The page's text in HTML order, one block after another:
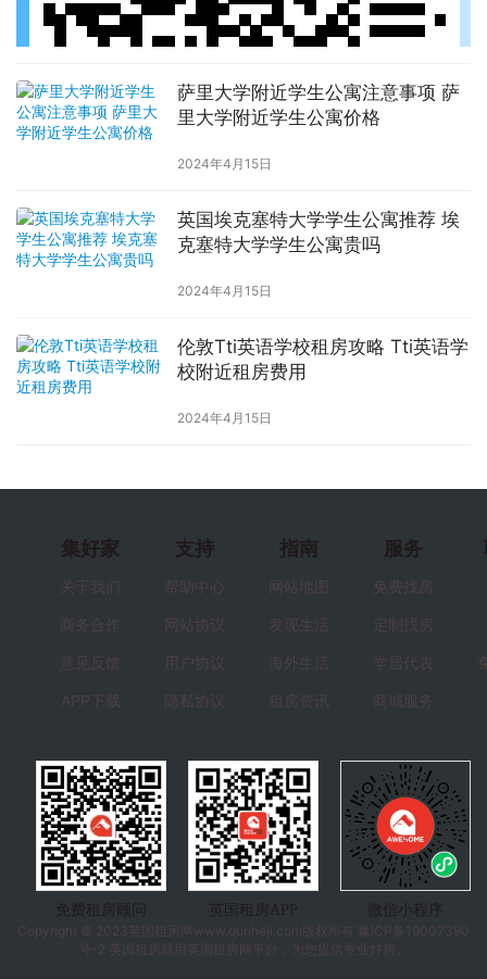
萨里大学附近学生公寓注意事项 萨
里大学附近学生公寓价格
2024年4月15日
英国埃克塞特大学学生公寓推荐 埃
克塞特大学学生公寓贵吗
2024年4月15日
伦敦Tti英语学校租房攻略 Tti英语学
校附近租房费用
2024年4月15日
集好家
关于我们
商务合作
意见反馈
APP下载
支持
帮助中心
网站协议
用户协议
隐私协议
指南
网站地图
发现生活
海外生活
租房资讯
服务
免费找房
定制找房
学居代表
商城服务
免费租房顾问 英国租房APP
微信小程序
Copyright © 2023 英国租房 网www.qunheji.com版权所有
豫ICP备19007390
号-2 英国租房就用英国租房网平台，为您提供专业好房。